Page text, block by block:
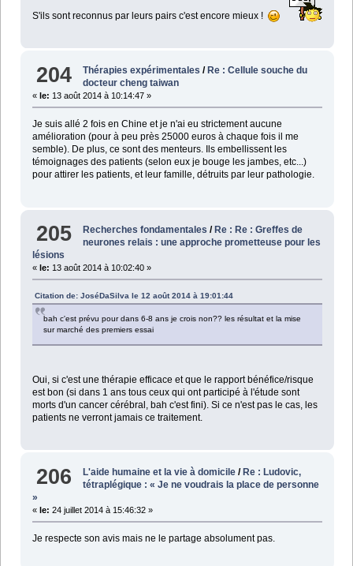
S'ils sont reconnus par leurs pairs c'est encore mieux !
204 Thérapies expérimentales / Re : Cellule souche du
docteur cheng taiwan
« le: 13 août 2014 à 10:14:47 »
Je suis allé 2 fois en Chine et je n'ai eu strictement aucune
amélioration (pour à peu près 25000 euros à chaque fois il me
semble). De plus, ce sont des menteurs. Ils embellissent les
témoignages des patients (selon eux je bouge les jambes, etc...)
pour attirer les patients, et leur famille, détruits par leur pathologie.
205 Recherches fondamentales /Re : Re : Greffes de
neurones relais : une approche prometteuse pour les
lésions
« le: 13 août 2014 à 10:02:40 »
Citation de: JoséDaSilva le 12 août 2014 à 19:01:44
bah c'est prévu pour dans 6-8 ans je crois non?? les résultat et la mise
sur marché des premiers essai
Oui, si c'est une thérapie efficace et que le rapport bénéfice/risque
est bon (si dans 1 ans tous ceux qui ont participé à l'étude sont
morts d'un cancer cérébral, bah c'est fini). Si ce n'est pas le cas, les
patients ne verront jamais ce traitement.
206 L'aide humaine et la vie à domicile / Re : Ludovic,
tétraplégique : « Je ne voudrais la place de personne
»
« le: 24 juillet 2014 à 15:46:32 »
Je respecte son avis mais ne le partage absolument pas.